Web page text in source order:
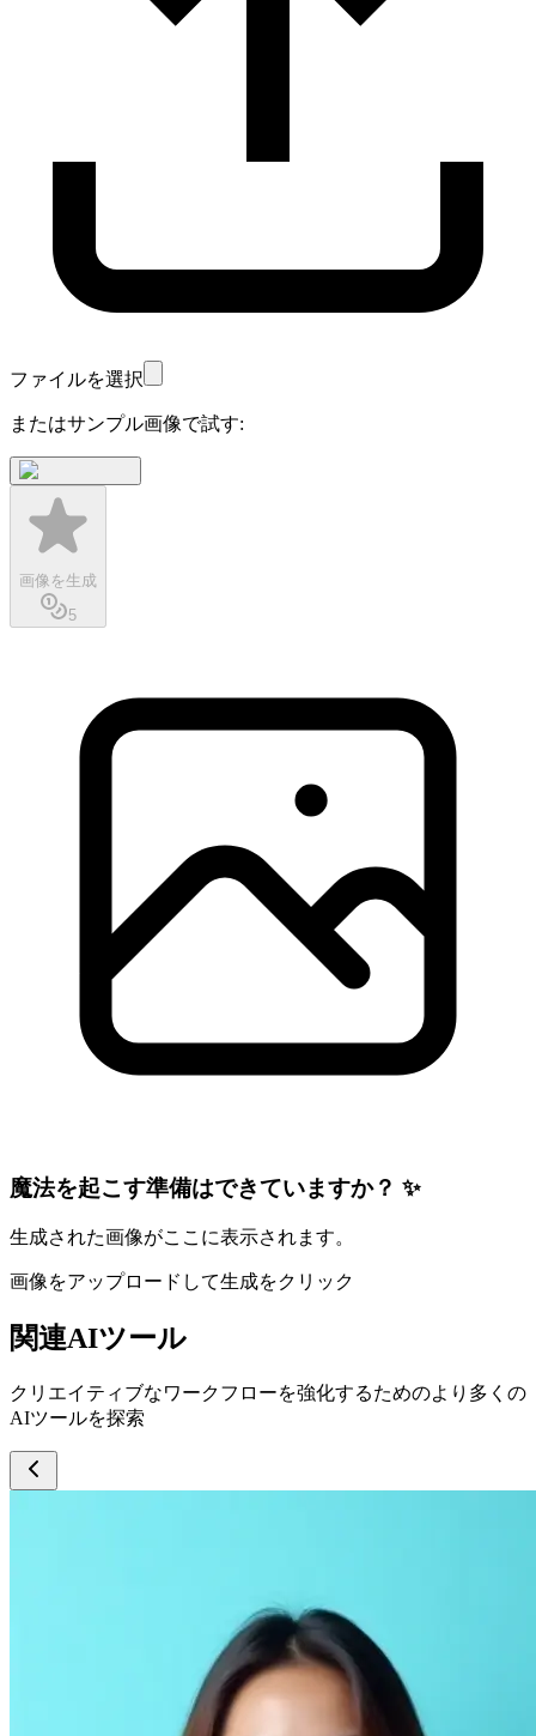
ファイルを選択
またはサンプル画像で試す:
画像を生成
5
魔法を起こす準備はできていますか？ ✨
生成された画像がここに表示されます。
画像をアップロードして生成をクリック
関連AIツール
クリエイティブなワークフローを強化するためのより多くの
AIツールを探索